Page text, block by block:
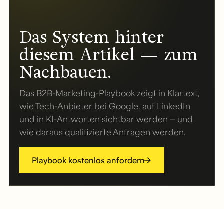
Das System hinter
diesem Artikel — zum
Nachbauen.
Das B2B-Marketing-Playbook zeigt in Klartext,
wie Tech-Anbieter bei Google, auf LinkedIn
und in KI-Antworten sichtbar werden — und
wie daraus qualifizierte Anfragen werden.
Playbook kostenlos anfordern